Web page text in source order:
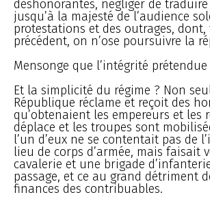
déshonorantes, négliger de
jusqu’à la majesté de l’audience
protestations et des outrages,
précédent, on n’ose poursuivre la
Mensonge que l’intégrité
Et la simplicité du régime ? Non
République réclame et reçoit des
qu’obtenaient les empereurs et les
déplace et les troupes sont
l’un d’eux ne se contentait pas de
lieu de corps d’armée, mais faisait
cavalerie et une brigade
passage, et ce au grand détriment
finances des contribuables.